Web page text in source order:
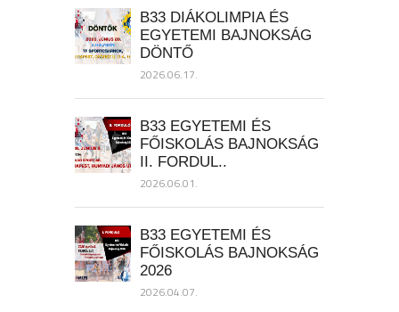
B33 DIÁKOLIMPIA ÉS
EGYETEMI BAJNOKSÁG
DÖNTŐ
2026.06.17.
B33 EGYETEMI ÉS
FŐISKOLÁS BAJNOKSÁG
II. FORDUL..
2026.06.01.
B33 EGYETEMI ÉS
FŐISKOLÁS BAJNOKSÁG
2026
2026.04.07.